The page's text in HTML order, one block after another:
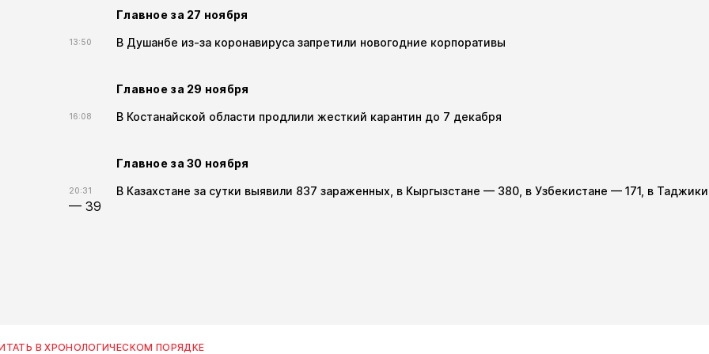
Главное за 27 ноября
13:50 В Душанбе из-за коронавируса запретили новогодние корпоративы
Главное за 29 ноября
16:08 В Костанайской области продлили жесткий карантин до 7 декабря
Главное за 30 ноября
20:31 В Казахстане за сутки выявили 837 зараженных, в Кыргызстане — 380, в Узбекистане — 171, в
— 39
В ХРОНОЛОГИЧЕСКОМ ПОРЯДКЕ